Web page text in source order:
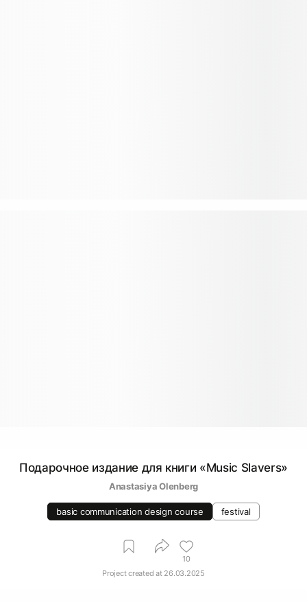
Подарочное издание для книги «Music Slavers»
Anastasiya Olenberg
basic communication design course festival
10
Project created at 26.03.2025